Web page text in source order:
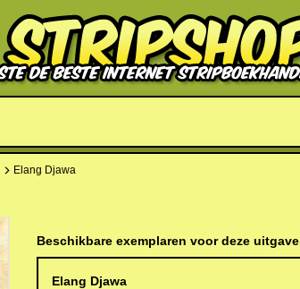
Elang Djawa
Beschikbare exemplaren voor deze uitgave
Elang Djawa